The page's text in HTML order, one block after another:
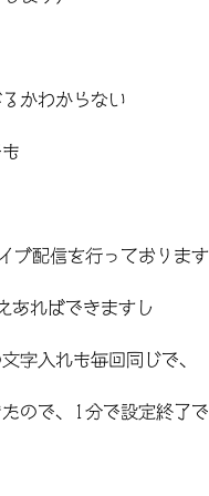
かわからない
ブ配信を行っております
あればできますし
字入れも毎回同じで、
ので、1分で設定終了